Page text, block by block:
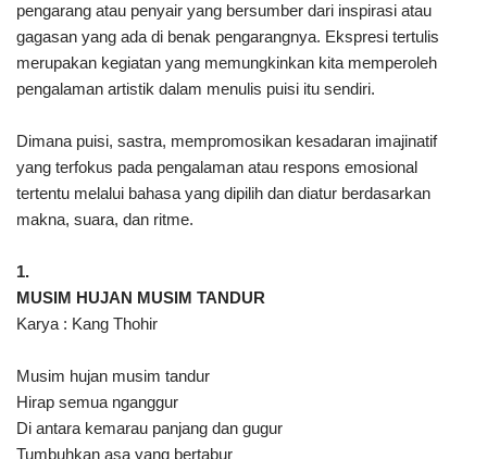
pengarang atau penyair yang bersumber dari inspirasi atau
gagasan yang ada di benak pengarangnya. Ekspresi tertulis
merupakan kegiatan yang memungkinkan kita memperoleh
pengalaman artistik dalam menulis puisi itu sendiri.
Dimana puisi, sastra, mempromosikan kesadaran imajinatif
yang terfokus pada pengalaman atau respons emosional
tertentu melalui bahasa yang dipilih dan diatur berdasarkan
makna, suara, dan ritme.
1.
MUSIM HUJAN MUSIM TANDUR
Karya : Kang Thohir
Musim hujan musim tandur
Hirap semua nganggur
Di antara kemarau panjang dan gugur
Tumbuhkan asa yang bertabur